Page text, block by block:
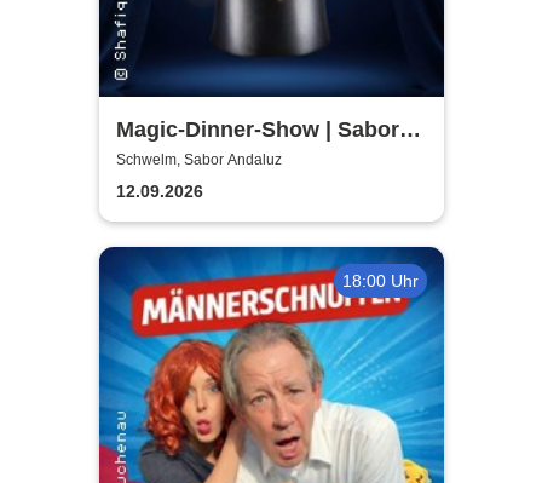
Magic-Dinner-Show | Sabor
Andaluz
Schwelm, Sabor Andaluz
12.09.2026
18:00 Uhr